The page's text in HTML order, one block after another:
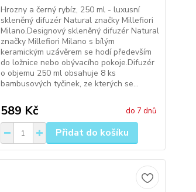
Hrozny a černý rybíz, 250 ml - luxusní
skleněný difuzér Natural značky Millefiori
Milano.Designový skleněný difuzér Natural
značky Millefiori Milano s bílým
keramickým uzávěrem se hodí především
do ložnice nebo obývacího pokoje.Difuzér
o objemu 250 ml obsahuje 8 ks
bambusových tyčinek, ze kterých se...
589 Kč do 7 dnů
Přidat do košíku